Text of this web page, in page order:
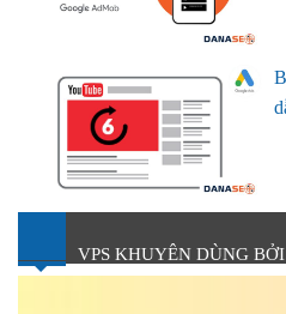
VPS KHUYÊN DÙNG